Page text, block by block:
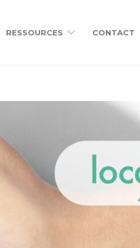
RESSOURCES CONTACT